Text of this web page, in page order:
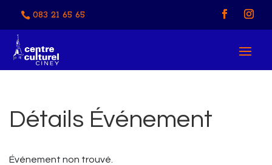
083 21 65 65
Détails Événement
Événement non trouvé.